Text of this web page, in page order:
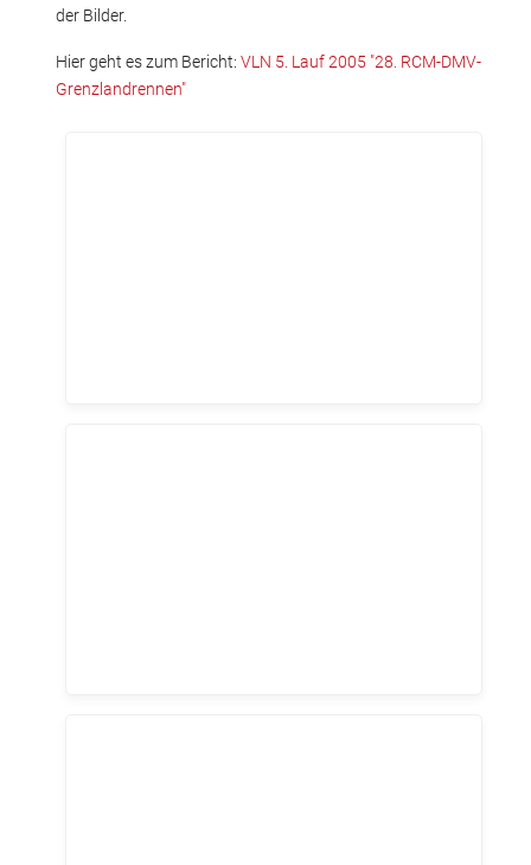
der Bilder.
Hier geht es zum Bericht: VLN 5. Lauf 2005 "28. RCM-DMV-
Grenzlandrennen"